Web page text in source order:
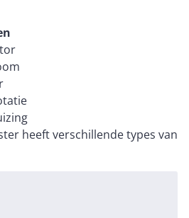
heeft verschillende types van